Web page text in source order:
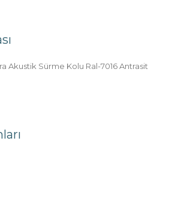
Akustik Sürme Kolu Ral-7016 Antrasit